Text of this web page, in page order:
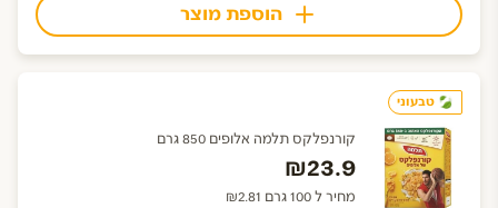
הוספת מוצר
טבעוני
קורנפלקס תלמה אלופים 850 גרם
₪23.9
מחיר ל 100 גרם ₪2.81